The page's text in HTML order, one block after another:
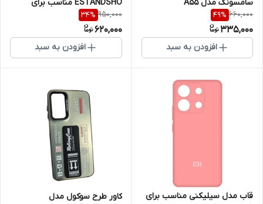
سامسونگ مدل A55
660,000
49%
335,000
افزودن به سبد
ESTANDSHO مناسب برای
4G
950,000
34%
620,000
افزودن به سبد
قاب مدل سیلیکنی مناسب برای
کاور طرح سوکول مدل